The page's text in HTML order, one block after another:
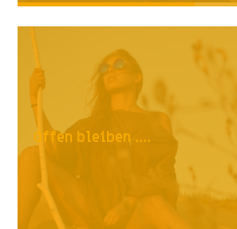
Offen bleiben ....